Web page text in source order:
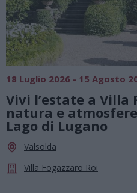
Summer Green
agosto, musica e
le stelle a Cassano